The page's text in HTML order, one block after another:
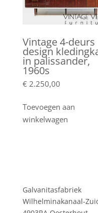
Vintage 4-deurs
design
in palissander,
1960s
€ 2.250,00
Toevoegen aan
winkelwagen
Galvanitasfabriek
Wilhelminakanaal-